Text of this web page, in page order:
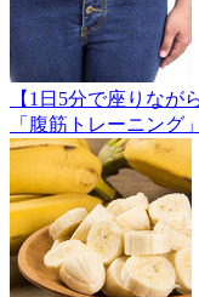
【1日5分で座りなが
「腹筋トレーニング